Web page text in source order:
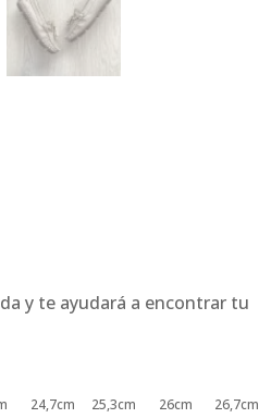
y te ayudará a encontrar tu
24,7cm 25,3cm 26cm 26,7cm